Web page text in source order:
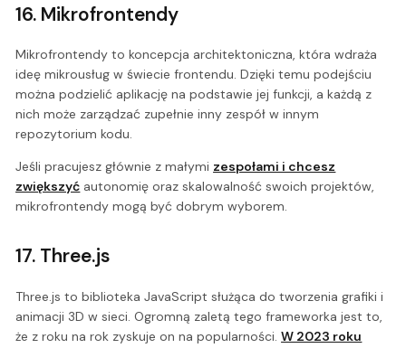
16. Mikrofrontendy
Mikrofrontendy to koncepcja architektoniczna, która wdraża
ideę mikrousług w świecie frontendu. Dzięki temu podejściu
można podzielić aplikację na podstawie jej funkcji, a każdą z
nich może zarządzać zupełnie inny zespół w innym
repozytorium kodu.
Jeśli pracujesz głównie z małymi zespołami i chcesz
zwiększyć autonomię oraz skalowalność swoich projektów,
mikrofrontendy mogą być dobrym wyborem.
17. Three.js
Three.js to biblioteka JavaScript służąca do tworzenia grafiki i
animacji 3D w sieci. Ogromną zaletą tego frameworka jest to,
że z roku na rok zyskuje on na popularności.W 2023 roku